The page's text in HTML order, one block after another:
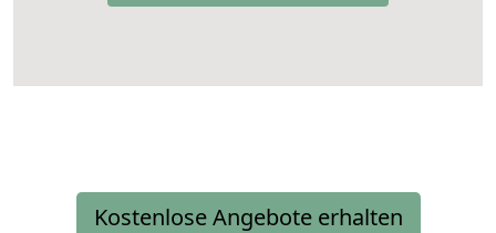
Kostenlose Angebote erhalten